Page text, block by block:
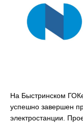
На Быстринском
успешно завершен
электростанции.